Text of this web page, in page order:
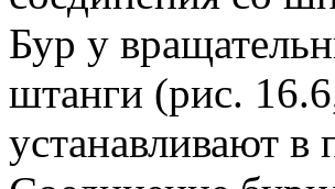
Бур у
штанги (рис.
устанавливают